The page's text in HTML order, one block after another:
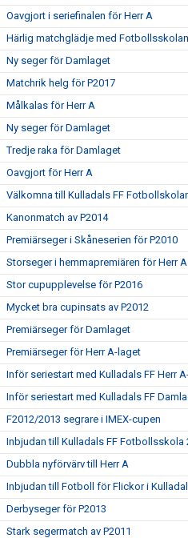
Oavgjort i seriefinalen för Herr A
Härlig matchglädje med
Ny seger för Damlaget
Matchrik helg för P2017
Målkalas för Herr A
Ny seger för Damlaget
Tredje raka för Damlaget
Oavgjort för Herr A
Välkomna till Kulladals FF
Kanonmatch av P2014
Premiärseger i Skåneserien för P2010
Storseger i hemmapremiären för Herr A
Stor cupupplevelse för P2016
Mycket bra cupinsats av P2012
Premiärseger för Damlaget
Premiärseger för Herr A-laget
Inför seriestart med Kulladals FF Herr
Inför seriestart med Kulladals FF
F2012/2013 segrare i IMEX-cupen
Inbjudan till Kulladals FF Fotbollsskola
Dubbla nyförvärv till Herr A
Inbjudan till Fotboll för Flickor i
Derbyseger för P2013
Stark segermatch av P2011